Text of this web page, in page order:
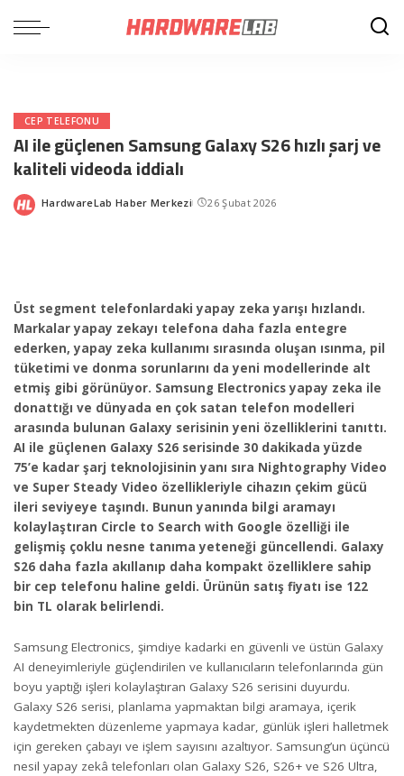
CEP TELEFONU
AI ile güçlenen Samsung Galaxy S26 hızlı şarj ve
kaliteli videoda iddialı
Posted
HardwareLab Haber Merkezi 26 Şubat 2026
Üst segment telefonlardaki yapay zeka yarışı hızlandı.
Markalar yapay zekayı telefona daha fazla entegre
ederken, yapay zeka kullanımı sırasında oluşan ısınma, pil
tüketimi ve donma sorunlarını da yeni modellerinde alt
etmiş gibi görünüyor. Samsung Electronics yapay zeka ile
donattığı ve dünyada en çok satan telefon modelleri
arasında bulunan Galaxy serisinin yeni özelliklerini tanıttı.
AI ile güçlenen Galaxy S26 serisinde 30 dakikada yüzde
75’e kadar şarj teknolojisinin yanı sıra Nightography Video
ve Super Steady Video özellikleriyle cihazın çekim gücü
ileri seviyeye taşındı. Bunun yanında bilgi aramayı
kolaylaştıran Circle to Search with Google özelliği ile
gelişmiş çoklu nesne tanıma yeteneği güncellendi. Galaxy
S26 daha fazla akıllanıp daha kompakt özelliklere sahip
bir cep telefonu haline geldi. Ürünün satış fiyatı ise 122
bin TL olarak belirlendi.
Samsung Electronics, şimdiye kadarki en güvenli ve üstün Galaxy
AI deneyimleriyle güçlendirilen ve kullanıcıların telefonlarında gün
boyu yaptığı işleri kolaylaştıran Galaxy S26 serisini duyurdu.
Galaxy S26 serisi, planlama yapmaktan bilgi aramaya, içerik
kaydetmekten düzenleme yapmaya kadar, günlük işleri halletmek
için gereken çabayı ve işlem sayısını azaltıyor. Samsung’un üçüncü
nesil yapay zekâ telefonları olan Galaxy S26, S26+ ve S26 Ultra,